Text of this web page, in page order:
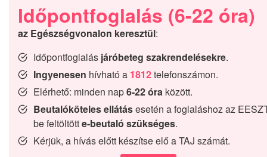
Időpontfoglalás (6-22 óra)
az Egészségvonalon keresztül:
Időpontfoglalás járóbeteg szakrendelésekre.
Ingyenesen hívható a 1812telefonszámon.
Elérhető: minden nap6-22 óra között.
Beutalóköteles ellátásesetén a foglaláshoz az
be feltöltötte-beutaló szükséges.
Kérjük, a hívás előtt készítse elő a TAJ számát.